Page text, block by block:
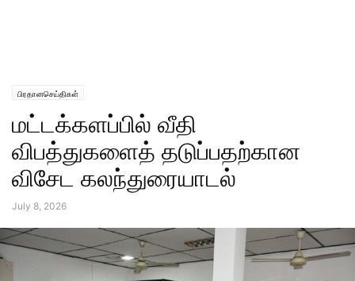
பிரதானசெய்திகள்
மட்டக்களப்பில் வீதி
விபத்துகளைத் தடுப்பதற்கான
விசேட கலந்துரையாடல்
July 8, 2026